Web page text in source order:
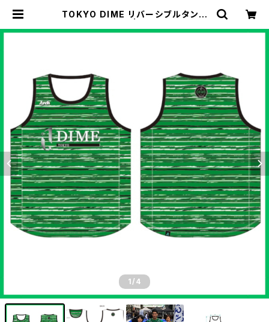
TOKYO DIME リバーシブルタンク
tore
1 /4